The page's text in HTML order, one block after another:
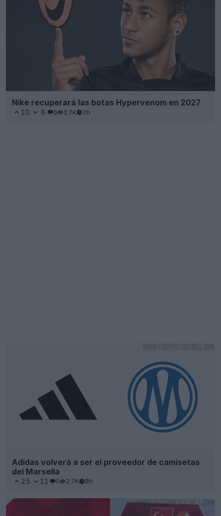
Nike recuperará las botas Hypervenom en 2027
10 8 0 3.7K 7h
Adidas volverá a ser el proveedor de camisetas
del Marsella
25 11 0 2.7K 8h